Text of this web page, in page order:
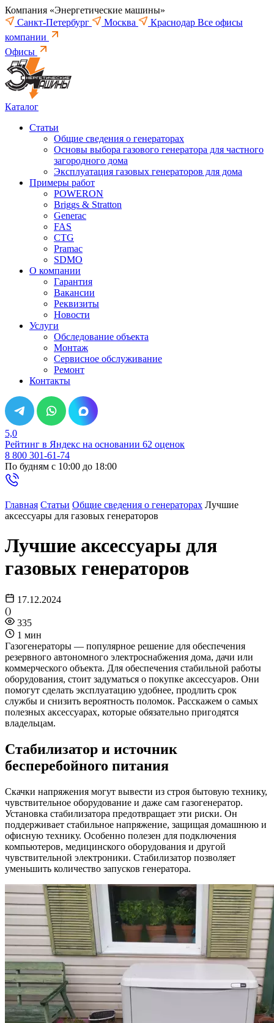
Компания «Энергетические машины»
Санкт-Петербург
Москва Краснодар Все офисы
компании
Офисы
Каталог
Статьи
Общие сведения о генераторах
Основы выбора газового генератора для частного
загородного дома
Эксплуатация газовых генераторов для дома
Примеры работ
POWERON
Briggs & Stratton
Generac
FAS
CTG
Pramac
SDMO
О компании
Гарантия
Вакансии
Реквизиты
Новости
Услуги
Обследование объекта
Монтаж
Сервисное обслуживание
Ремонт
Контакты
5,0
Рейтинг в Яндекс на основании 62 оценок
8 800 301-61-74
По будням с 10:00 до 18:00
Главная Статьи Общие сведения о генераторах Лучшие
аксессуары для газовых генераторов
Лучшие аксессуары для
газовых генераторов
17.12.2024
()
335
1 мин
Газогенераторы — популярное решение для обеспечения
резервного автономного электроснабжения дома, дачи или
коммерческого объекта. Для обеспечения стабильной работы
оборудования, стоит задуматься о покупке аксессуаров. Они
помогут сделать эксплуатацию удобнее, продлить срок
службы и снизить вероятность поломок. Расскажем о самых
полезных аксессуарах, которые обязательно пригодятся
владельцам.
Стабилизатор и источник
бесперебойного питания
Скачки напряжения могут вывести из строя бытовую технику,
чувствительное оборудование и даже сам газогенератор.
Установка стабилизатора предотвращает эти риски. Он
поддерживает стабильное напряжение, защищая домашнюю и
офисную технику. Особенно полезен для подключения
компьютеров, медицинского оборудования и другой
чувствительной электроники. Стабилизатор позволяет
уменьшить количество запусков генератора.